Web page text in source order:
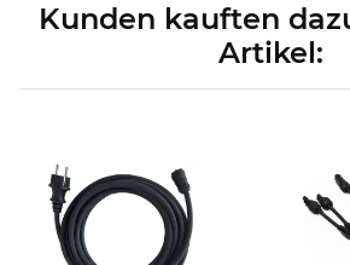
Kunden kauften
Artikel: